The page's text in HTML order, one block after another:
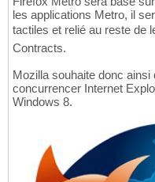
les applications Metro, il
tactiles et relié au reste de
Contracts.
Mozilla souhaite donc
concurrencer Internet
Windows 8.